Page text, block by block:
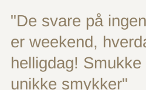
"De svare på
er weekend,
helligdag!
unikke smykker"